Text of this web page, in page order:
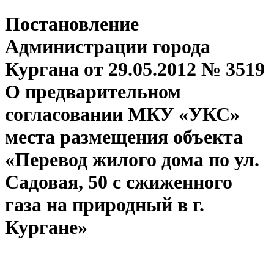
Постановление
Администрации города
Кургана от 29.05.2012 № 3519
О предварительном
согласовании МКУ «УКС»
места размещения объекта
«Перевод жилого дома по ул.
Садовая, 50 с сжиженного
газа на природный в г.
Кургане»